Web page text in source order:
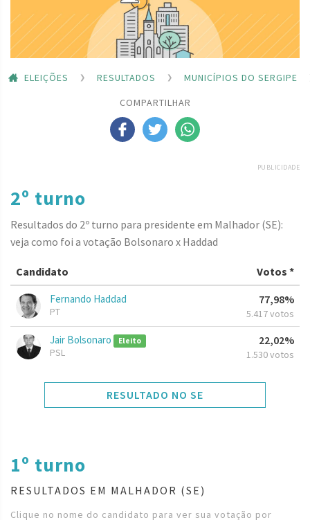
ELEIÇÕES RESULTADOS
MUNICÍPIOS DO SERGIPE
COMPARTILHAR
PUBLICIDADE
2º turno
Resultados do 2º turno para presidente em Malhador (SE):
veja como foi a votação Bolsonaro x Haddad
Candidato Votos *
Fernando Haddad
PT
77,98%
5.417 votos
Jair Bolsonaro Eleito
PSL
22,02%
1.530 votos
RESULTADO NO SE
1º turno
RESULTADOS EM MALHADOR (SE)
Clique no nome do candidato para ver sua votação por